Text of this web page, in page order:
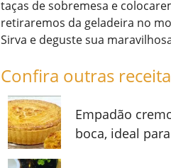
taças de sobremesa e
retiraremos da geladeira no
Sirva e deguste sua
Confira outras
Empadão
boca, ideal